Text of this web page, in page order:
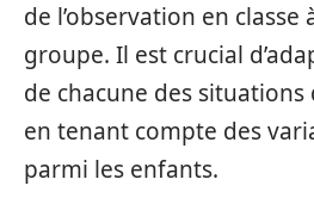
de l’observation en classe
groupe. Il est crucial
de chacune des situations
en tenant compte des
parmi les enfants.